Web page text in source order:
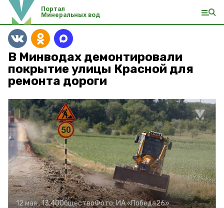
Портал
Минеральных вод
В Минводах демонтировали
покрытие улицы Красной для
ремонта дороги
12 мая , 13:40ОбществоФото:ИА «Победа26»